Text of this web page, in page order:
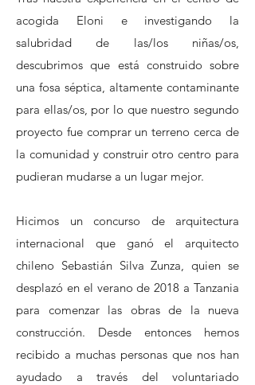
acogida Eloni e investigando la
salubridad de las/los niñas/os,
descubrimos que está construido sobre
una fosa séptica, altamente contaminante
para ellas/os, por lo que nuestro segundo
proyecto fue comprar un terreno cerca de
la comunidad y construir otro centro para
pudieran mudarse a un lugar mejor.
Hicimos un concurso de arquitectura
internacional que ganó el arquitecto
chileno Sebastián Silva Zunza, quien se
desplazó en el verano de 2018 a Tanzania
para comenzar las obras de la nueva
construcción. ​ Desde entonces hemos
recibido a muchas personas que nos han
ayudado a través del voluntariado